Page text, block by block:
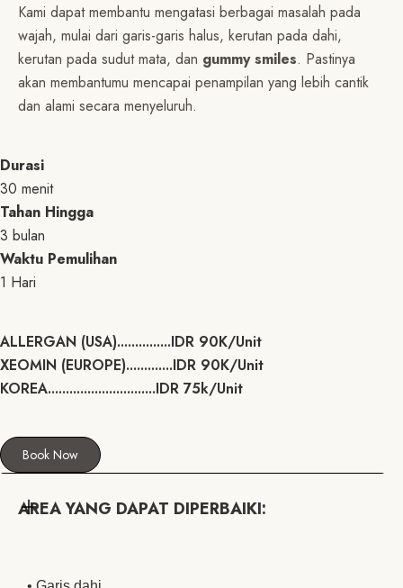
Kami dapat membantu mengatasi berbagai masalah pada
wajah, mulai dari garis-garis halus, kerutan pada dahi,
kerutan pada sudut mata, dan gummy smiles. Pastinya
akan membantumu mencapai penampilan yang lebih cantik
dan alami secara menyeluruh.
Durasi
30 menit
Tahan Hingga
3 bulan
Waktu Pemulihan
1 Hari
ALLERGAN (USA)...............IDR 90K/Unit
XEOMIN (EUROPE).............IDR 90K/Unit
KOREA..............................IDR 75k/Unit
Book Now
AREA YANG DAPAT DIPERBAIKI: